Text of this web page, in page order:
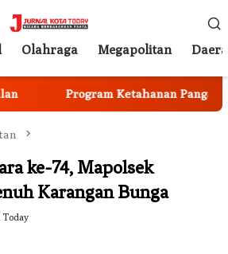
Olahraga Megapolitan
Program Ketahanan Pangan
ke-74, Mapolsek
Karangan Bunga
Today